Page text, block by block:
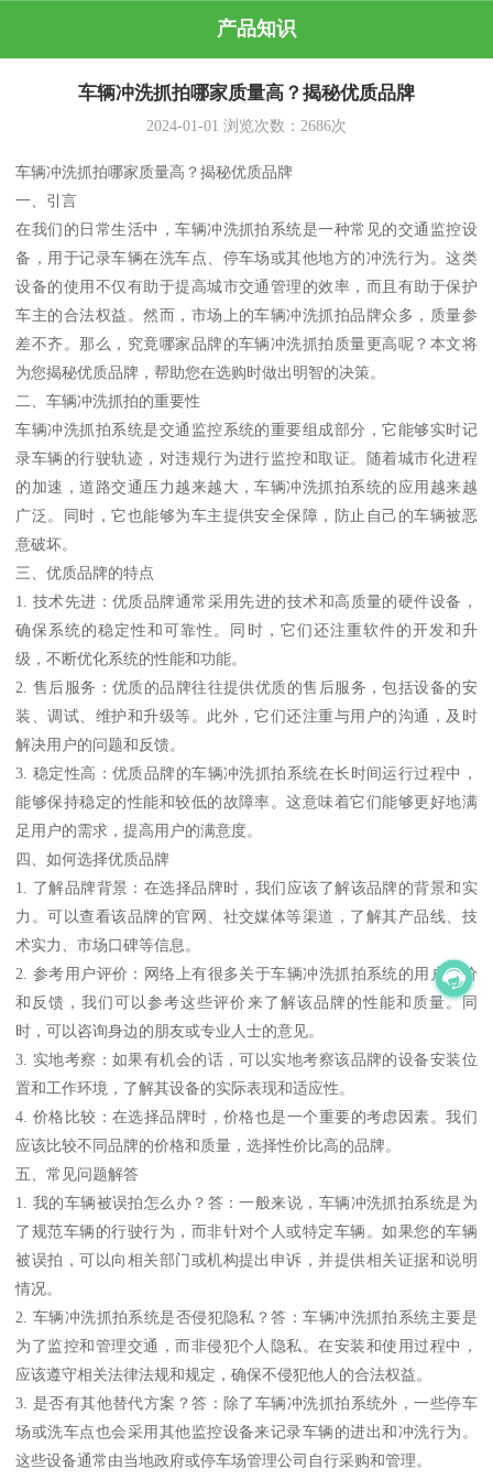
产品知识
车辆冲洗抓拍哪家质量高？揭秘优质品牌
2024-01-01 浏览次数： 2686次
车辆冲洗抓拍哪家质量高？揭秘优质品牌
一、引言
在我们的日常生活中，车辆冲洗抓拍系统是一种常见的交通监控设
备，用于记录车辆在洗车点、停车场或其他地方的冲洗行为。这类
设备的使用不仅有助于提高城市交通管理的效率，而且有助于保护
车主的合法权益。然而，市场上的车辆冲洗抓拍品牌众多，质量参
差不齐。那么，究竟哪家品牌的车辆冲洗抓拍质量更高呢？本文将
为您揭秘优质品牌，帮助您在选购时做出明智的决策。
二、车辆冲洗抓拍的重要性
车辆冲洗抓拍系统是交通监控系统的重要组成部分，它能够实时记
录车辆的行驶轨迹，对违规行为进行监控和取证。随着城市化进程
的加速，道路交通压力越来越大，车辆冲洗抓拍系统的应用越来越
广泛。同时，它也能够为车主提供安全保障，防止自己的车辆被恶
意破坏。
三、优质品牌的特点
1. 技术先进：优质品牌通常采用先进的技术和高质量的硬件设备，
确保系统的稳定性和可靠性。同时，它们还注重软件的开发和升
级，不断优化系统的性能和功能。
2. 售后服务：优质的品牌往往提供优质的售后服务，包括设备的安
装、调试、维护和升级等。此外，它们还注重与用户的沟通，及时
解决用户的问题和反馈。
3. 稳定性高：优质品牌的车辆冲洗抓拍系统在长时间运行过程中，
能够保持稳定的性能和较低的故障率。这意味着它们能够更好地满
足用户的需求，提高用户的满意度。
四、如何选择优质品牌
1. 了解品牌背景：在选择品牌时，我们应该了解该品牌的背景和实
力。可以查看该品牌的官网、社交媒体等渠道，了解其产品线、技
术实力、市场口碑等信息。
2. 参考用户评价：网络上有很多关于车辆冲洗抓拍系统的用户评价
和反馈，我们可以参考这些评价来了解该品牌的性能和质量。同
时，可以咨询身边的朋友或专业人士的意见。
3. 实地考察：如果有机会的话，可以实地考察该品牌的设备安装位
置和工作环境，了解其设备的实际表现和适应性。
4. 价格比较：在选择品牌时，价格也是一个重要的考虑因素。我们
应该比较不同品牌的价格和质量，选择性价比高的品牌。
五、常见问题解答
1. 我的车辆被误拍怎么办？答：一般来说，车辆冲洗抓拍系统是为
了规范车辆的行驶行为，而非针对个人或特定车辆。如果您的车辆
被误拍，可以向相关部门或机构提出申诉，并提供相关证据和说明
情况。
2. 车辆冲洗抓拍系统是否侵犯隐私？答：车辆冲洗抓拍系统主要是
为了监控和管理交通，而非侵犯个人隐私。在安装和使用过程中，
应该遵守相关法律法规和规定，确保不侵犯他人的合法权益。
3. 是否有其他替代方案？答：除了车辆冲洗抓拍系统外，一些停车
场或洗车点也会采用其他监控设备来记录车辆的进出和冲洗行为。
这些设备通常由当地政府或停车场管理公司自行采购和管理。